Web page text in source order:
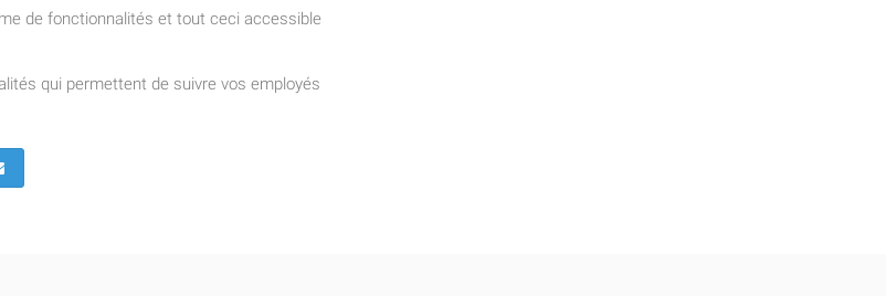
de fonctionnalités et tout ceci accessible
qui permettent de suivre vos employés